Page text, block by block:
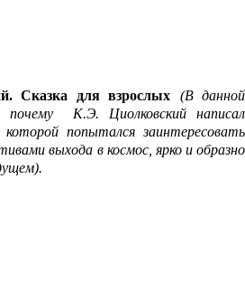
Сказка для взрослых (В данной
почему К.Э. Циолковский написал
попытался заинтересовать
выхода в космос, ярко и образно